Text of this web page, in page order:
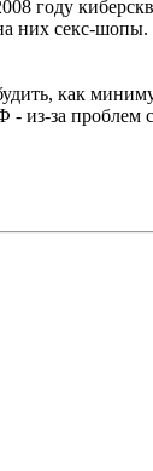
них секс-
как
за проблем